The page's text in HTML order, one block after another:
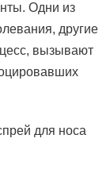
Одни из
другие
вызывают
для носа